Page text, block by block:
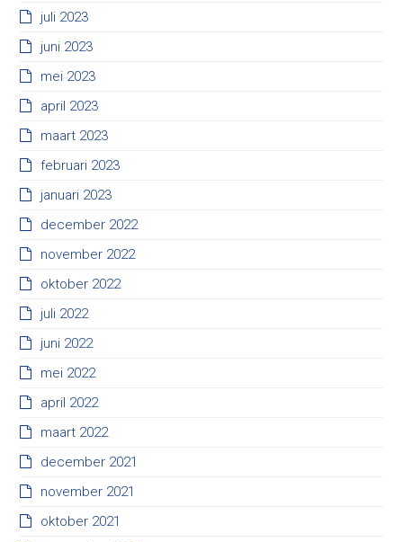
juli 2023
juni 2023
mei 2023
april 2023
maart 2023
februari 2023
januari 2023
december 2022
november 2022
oktober 2022
juli 2022
juni 2022
mei 2022
april 2022
maart 2022
december 2021
november 2021
oktober 2021